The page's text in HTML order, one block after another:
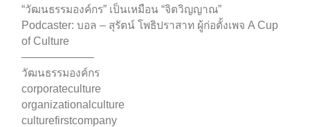
“วัฒนธรรมองค์กร” เป็นเหมือน “จิตวิญญาณ”
Podcaster: บอล – สุรัตน์ โพธิปราสาท ผู้ก่อตั้งเพจ A Cup
of Culture
——————–
วัฒนธรรมองค์กร
corporateculture
organizationalculture
culturefirstcompany